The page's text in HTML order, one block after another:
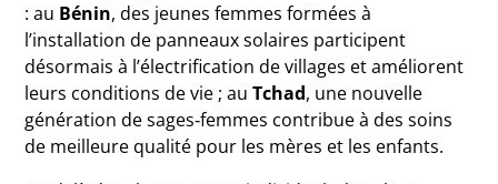
: au Bénin, des jeunes femmes formées à
l’installation de panneaux solaires participent
désormais à l’électrification de villages et améliorent
leurs conditions de vie ; auTchad, une nouvelle
génération de sages‑femmes contribue à des soins
de meilleure qualité pour les mères et les enfants.